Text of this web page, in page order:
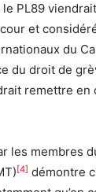
PL89
et
du
du droit de
remettre en
les membres
[4] démontre